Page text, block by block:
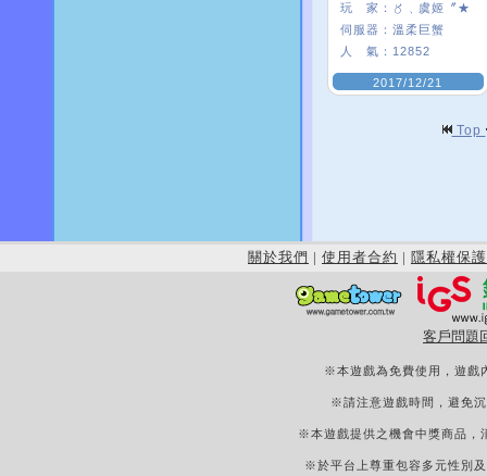
玩 家：
〥﹑虞姬〞★
伺服器： 溫柔巨蟹
人 氣： 12852
2017/12/21
Top
關於我們 | 使用者合約 | 隱私權保護
客戶問題
※本遊戲為免費使用，遊戲
※請注意遊戲時間，避免
※本遊戲提供之機會中獎商品，
※於平台上尊重包容多元性別